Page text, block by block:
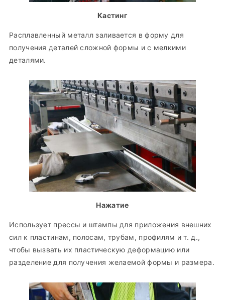
Кастинг
Расплавленный металл заливается в форму для
получения деталей сложной формы и с мелкими
деталями.
Нажатие
Использует прессы и штампы для приложения внешних
сил к пластинам, полосам, трубам, профилям и т. д.,
чтобы вызвать их пластическую деформацию или
разделение для получения желаемой формы и размера.